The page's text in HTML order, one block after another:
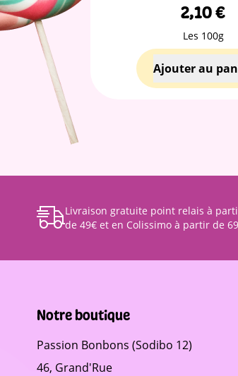
2,10€
Les 100g
Livraison gratuite point relais à
de 49€ et en Colissimo à partir de
Notre boutique
Passion Bonbons (Sodibo 12)
46, Grand'Rue